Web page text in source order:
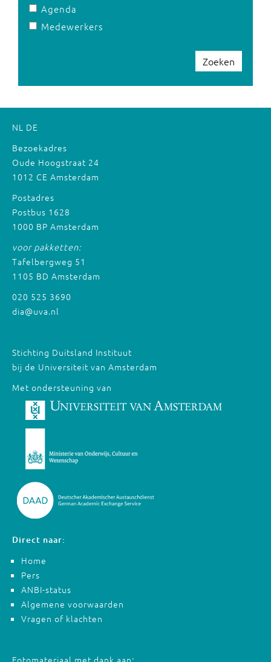
Agenda
Medewerkers
Zoeken
NL DE
Bezoekadres
Oude Hoogstraat 24
1012 CE Amsterdam
Postadres
Postbus 1628
1000 BP Amsterdam
voor pakketten:
Tafelbergweg 51
1105 BD Amsterdam
020 525 3690
dia@uva.nl
Stichting Duitsland Instituut
bij de Universiteit van Amsterdam
Met ondersteuning van
Direct naar:
Home
Pers
ANBI-status
Algemene voorwaarden
Vragen of klachten
Fotomateriaal met dank aan: